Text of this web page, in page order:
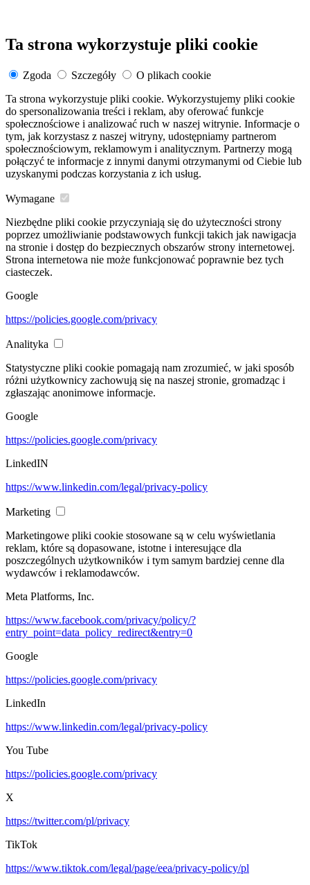
Ta strona wykorzystuje pliki cookie
Zgoda Szczegóły
O plikach cookie
Ta strona wykorzystuje pliki cookie. Wykorzystujemy pliki cookie
do spersonalizowania treści i reklam, aby oferować funkcje
społecznościowe i analizować ruch w naszej witrynie. Informacje o
tym, jak korzystasz z naszej witryny, udostępniamy partnerom
społecznościowym, reklamowym i analitycznym. Partnerzy mogą
połączyć te informacje z innymi danymi otrzymanymi od Ciebie lub
uzyskanymi podczas korzystania z ich usług.
Wymagane
Niezbędne pliki cookie przyczyniają się do użyteczności strony
poprzez umożliwianie podstawowych funkcji takich jak nawigacja
na stronie i dostęp do bezpiecznych obszarów strony internetowej.
Strona internetowa nie może funkcjonować poprawnie bez tych
ciasteczek.
Google
https://policies.google.com/privacy
Analityka
Statystyczne pliki cookie pomagają nam zrozumieć, w jaki sposób
różni użytkownicy zachowują się na naszej stronie, gromadząc i
zgłaszając anonimowe informacje.
Google
https://policies.google.com/privacy
LinkedIN
https://www.linkedin.com/legal/privacy-policy
Marketing
Marketingowe pliki cookie stosowane są w celu wyświetlania
reklam, które są dopasowane, istotne i interesujące dla
poszczególnych użytkowników i tym samym bardziej cenne dla
wydawców i reklamodawców.
Meta Platforms, Inc.
https://www.facebook.com/privacy/policy/?
entry_point=data_policy_redirect&entry=0
Google
https://policies.google.com/privacy
LinkedIn
https://www.linkedin.com/legal/privacy-policy
You Tube
https://policies.google.com/privacy
X
https://twitter.com/pl/privacy
TikTok
https://www.tiktok.com/legal/page/eea/privacy-policy/pl